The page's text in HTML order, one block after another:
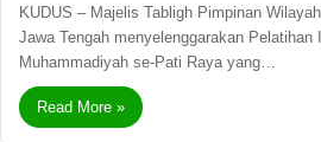
KUDUS – Majelis Tabligh Pimpinan
Jawa Tengah menyelenggarakan
Muhammadiyah se-Pati Raya yang…
Read More »